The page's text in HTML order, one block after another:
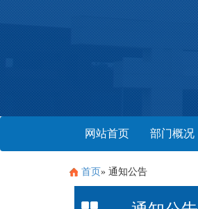
网站首页 部门概况
首页» 通知公告